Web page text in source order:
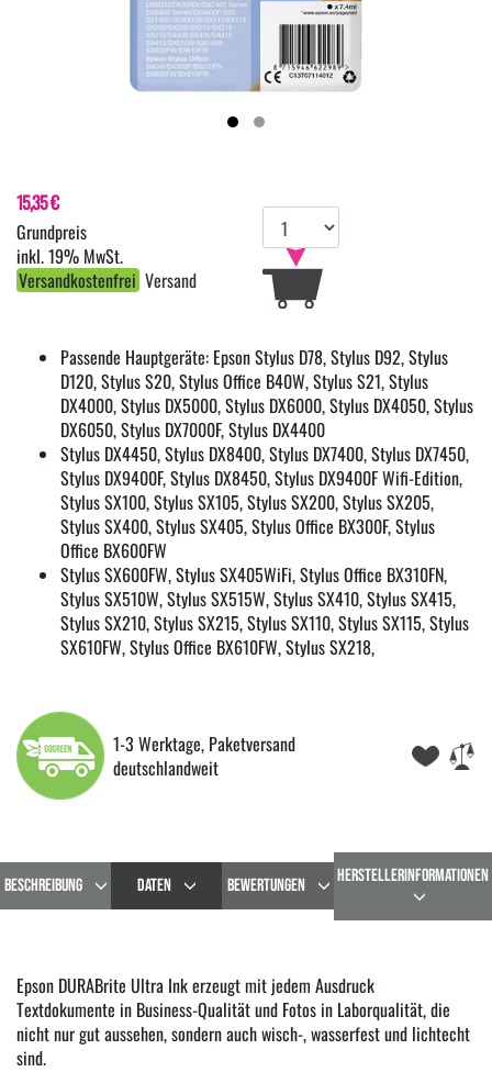
Passende Hauptgeräte: Epson Stylus D78, Stylus D92, Stylus
D120, Stylus S20, Stylus Office B40W, Stylus S21, Stylus
DX4000, Stylus DX5000, Stylus DX6000, Stylus DX4050, Stylus
DX6050, Stylus DX7000F, Stylus DX4400
Stylus DX4450, Stylus DX8400, Stylus DX7400, Stylus DX7450,
Stylus DX9400F, Stylus DX8450, Stylus DX9400F Wifi-Edition,
Stylus SX100, Stylus SX105, Stylus SX200, Stylus SX205,
Stylus SX400, Stylus SX405, Stylus Office BX300F, Stylus
Office BX600FW
Stylus SX600FW, Stylus SX405WiFi, Stylus Office BX310FN,
Stylus SX510W, Stylus SX515W, Stylus SX410, Stylus SX415,
Stylus SX210, Stylus SX215, Stylus SX110, Stylus SX115, Stylus
SX610FW, Stylus Office BX610FW, Stylus SX218,
1-3 Werktage, Paketversand
deutschlandweit
15,35 €
inkl. 19% MwSt.
Versandkostenfrei Versand
BESCHREIBUNG DATEN BEWERTUNGEN HERSTELLERINFORMATIONEN
Epson DURABrite Ultra Ink erzeugt mit jedem Ausdruck
Textdokumente in Business-Qualität und Fotos in Laborqualität, die
nicht nur gut aussehen, sondern auch wisch-, wasserfest und lichtecht
sind.